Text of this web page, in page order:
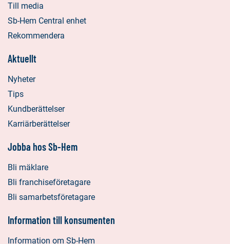
Till media
Sb-Hem Central enhet
Rekommendera
Aktuellt
Nyheter
Tips
Kundberättelser
Karriärberättelser
Jobba hos Sb-Hem
Bli mäklare
Bli franchiseföretagare
Bli samarbetsföretagare
Information till konsumenten
Information om Sb-Hem